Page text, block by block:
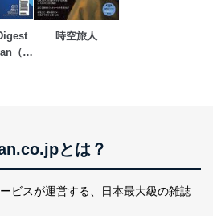
（リ
時空旅人
とは？
ビスが運営する、
日本最大級の雑誌